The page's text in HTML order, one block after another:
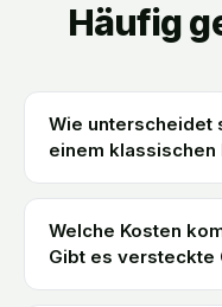
Häufig
Wie unterscheidet
einem klassischen
Welche Kosten
Gibt es versteckte